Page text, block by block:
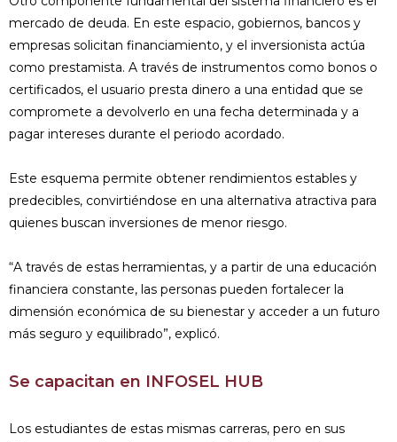
mercado de deuda. En este espacio, gobiernos, bancos y
empresas solicitan financiamiento, y el inversionista actúa
como prestamista. A través de instrumentos como bonos o
certificados, el usuario presta dinero a una entidad que se
compromete a devolverlo en una fecha determinada y a
pagar intereses durante el periodo acordado.
Este esquema permite obtener rendimientos estables y
predecibles, convirtiéndose en una alternativa atractiva para
quienes buscan inversiones de menor riesgo.
“A través de estas herramientas, y a partir de una educación
financiera constante, las personas pueden fortalecer la
dimensión económica de su bienestar y acceder a un futuro
más seguro y equilibrado”, explicó.
Se capacitan en INFOSEL HUB
Los estudiantes de estas mismas carreras, pero en sus